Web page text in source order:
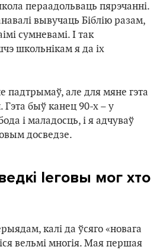
пераадольваць пярэчанні.
вывучаць Біблію разам,
сумневамі. І так
школьнікам я да іх
падтрымаў, але для мяне гэта
Гэта быў канец 90-х – у
і маладосць, і я адчуваў
досведзе.
Іеговы мог хто
калі да ўсяго «новага
вельмі многія. Мая першая